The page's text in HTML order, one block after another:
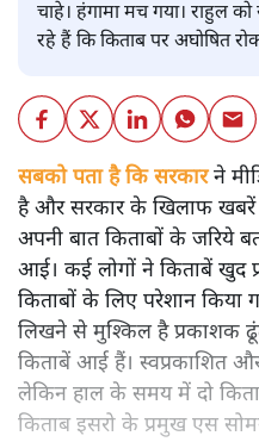
चाहे। हंगामा मच गया। राहुल
रहे हैं कि किताब पर अघोषित
सबको पता है कि सरकारने
है और सरकार के खिलाफ खबरें
अपनी बात किताबों के जरिये
आई। कई लोगों ने किताबें खुद
किताबों के लिए परेशान
लिखने से मुश्किल है प्रकाशक
किताबें आई हैं। स्वप्रकाशित
लेकिन हाल के समय में दो
किताब इसरो के प्रमुख एस